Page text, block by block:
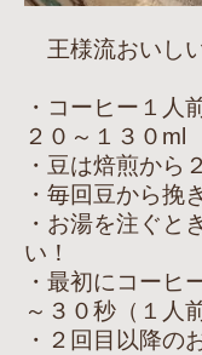
王様流おいし
・コーヒー１人
２０～１３０ml
・豆は焙煎から
・毎回豆から挽
・お湯を注ぐと
い！
・最初にコーヒ
～３０秒（１人
・２回目以降の